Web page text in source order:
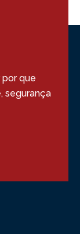
que
segurança